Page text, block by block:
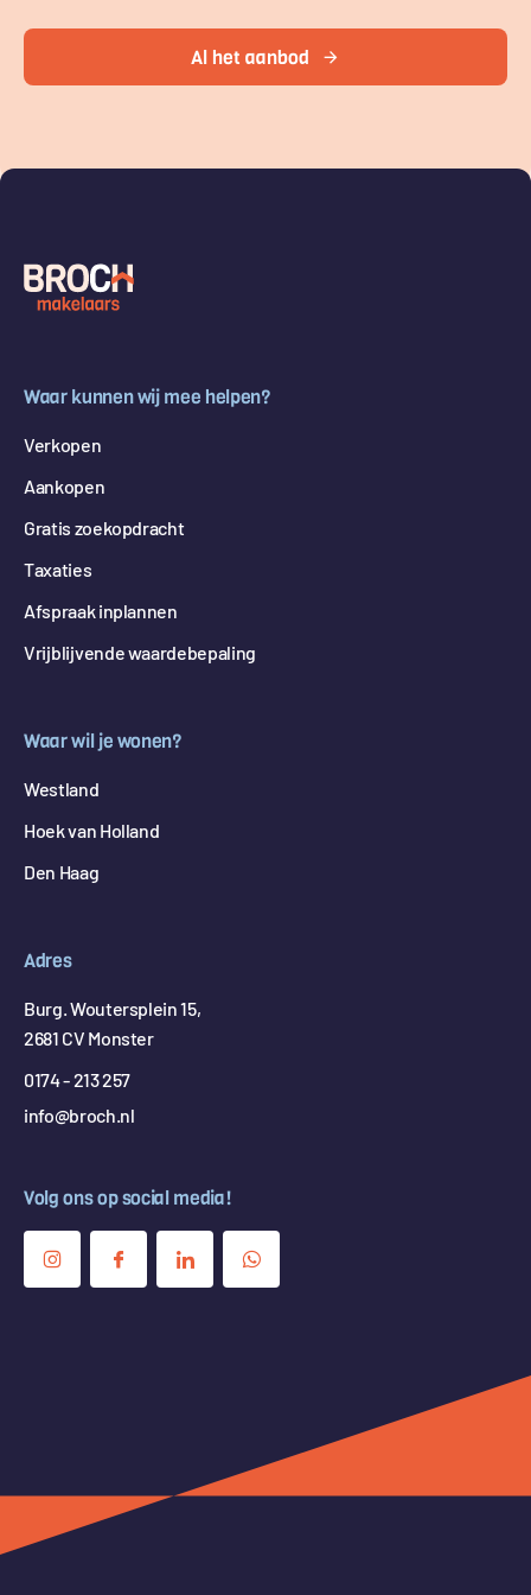
Al het aanbod
Waar kunnen wij mee helpen?
Verkopen
Aankopen
Gratis zoekopdracht
Taxaties
Afspraak inplannen
Vrijblijvende waardebepaling
Waar wil je wonen?
Westland
Hoek van Holland
Den Haag
Adres
Burg. Woutersplein 15,
2681 CV Monster
0174 - 213 257
info@broch.nl
Volg ons op social media!